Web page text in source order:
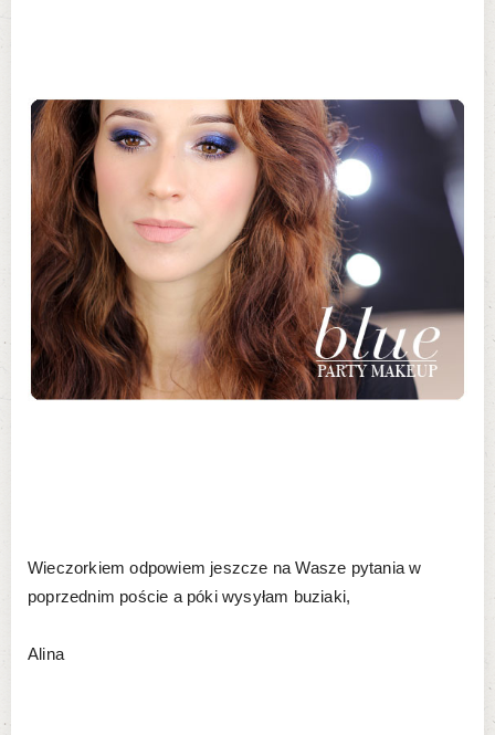
Wieczorkiem odpowiem jeszcze na Wasze pytania w
poprzednim poście a póki wysyłam buziaki,
Alina